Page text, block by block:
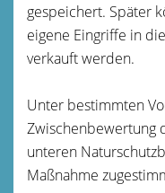
gespeichert. Später
eigene Eingriffe in
verkauft werden.
Unter bestimmten
Zwischenbewertung
unteren
Maßnahme